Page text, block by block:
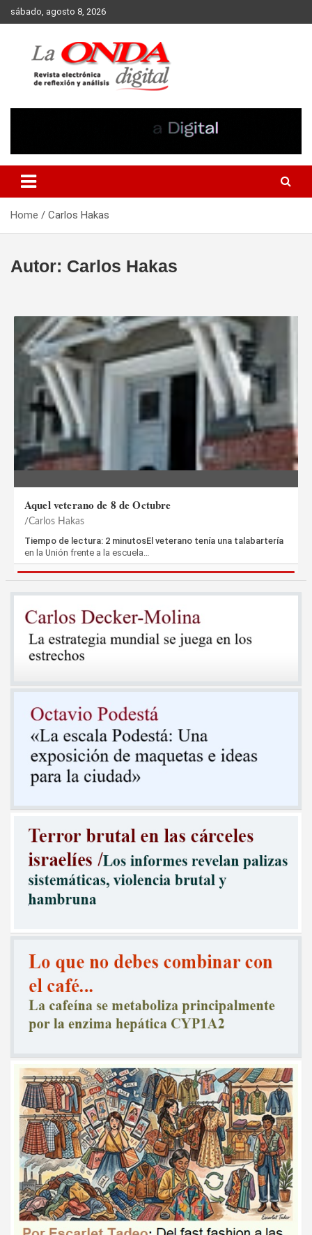
Skip
to
sábado, agosto 8, 2026
Home Carlos Hakas
Autor: Carlos Hakas
Aquel veterano de 8 de Octubre
Carlos Hakas
Tiempo de lectura: 2 minutosEl veterano tenía una talabartería
en la Unión frente a la escuela…